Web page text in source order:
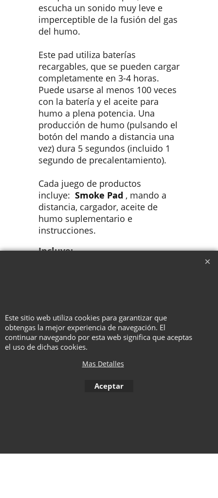
escucha un sonido muy leve e
imperceptible de la fusión del gas
del humo.
Este pad utiliza baterías
recargables, que se pueden cargar
completamente en 3-4 horas.
Puede usarse al menos 100 veces
con la batería y el aceite para
humo a plena potencia. Una
producción de humo (pulsando el
botón del mando a distancia una
vez) dura 5 segundos (incluido 1
segundo de precalentamiento).
Cada juego de productos
incluye: Smoke Pad , mando a
distancia, cargador, aceite de
humo suplementario e
instrucciones.
Incluye:
Este sitio web utiliza cookies para garantizar que
obtengas la mejor experiencia de navegación. El
continuar navegando por esta web significa que aceptas
el uso de dichas cookies.
Mas Detalles
Aceptar